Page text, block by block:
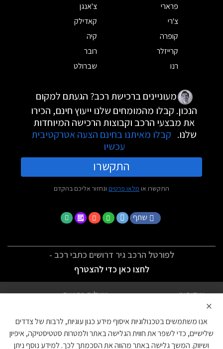
פרארי
צ'אנגן
צ'רי
קאדילק
קופרה
קיה
קרייזלר
רובר
רנו
שברולט
מעוניינים ברכישת רכב? הגעתם למקום
הנכון. קבלו מהמומחים שלנו ייעוץ חינם, הכירו
את מבצעי הרכב וקבוצות הרכישה המיוחדות
שלנו. קבלו מאיתנו בחינם הצעה אטרקטיבית
עכשיו
התקשרו
התקשרו או מלאו פרטים ונחזור אליכם בהקדם
שתף
לפורטל הרכב גיר דרושים כתבי רכב -
לחצו כאן כדי להצטרף
אודותינו
שאלות נפוצות
הצהרת נגישות
צור קשר
×
אנו משתמשים בטכנולוגיות איסוף מידע כגון עוגיות, לרבות של צדדים
שלישיים, כדי לשפר את חווית הגלישה באתר ולמטרות סטטיסטיקה, איפיון
ושיווק. המשך גלישה באתר מהווה את הסכמתך לכך. למידע נוסף ניתן